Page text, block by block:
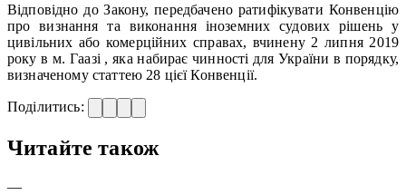
Відповідно до Закону, передбачено ратифікувати Конвенцію
про визнання та виконання іноземних судових рішень у
цивільних або комерційних справах, вчинену 2 липня 2019
року в м. Гаазі , яка набирає чинності для України в порядку,
визначеному статтею 28 цієї Конвенції.
Поділитись:
Читайте також
—